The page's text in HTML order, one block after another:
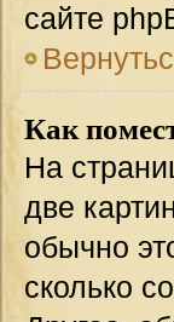
сайте
Как
На
две
обычно
сколько